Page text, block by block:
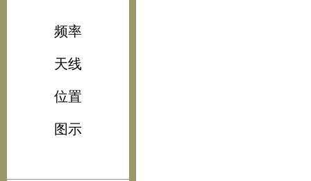
频率
天线
位置
图示